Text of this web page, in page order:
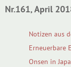
Nr.161, April
Notizen aus
Erneuerbare
Onsen in